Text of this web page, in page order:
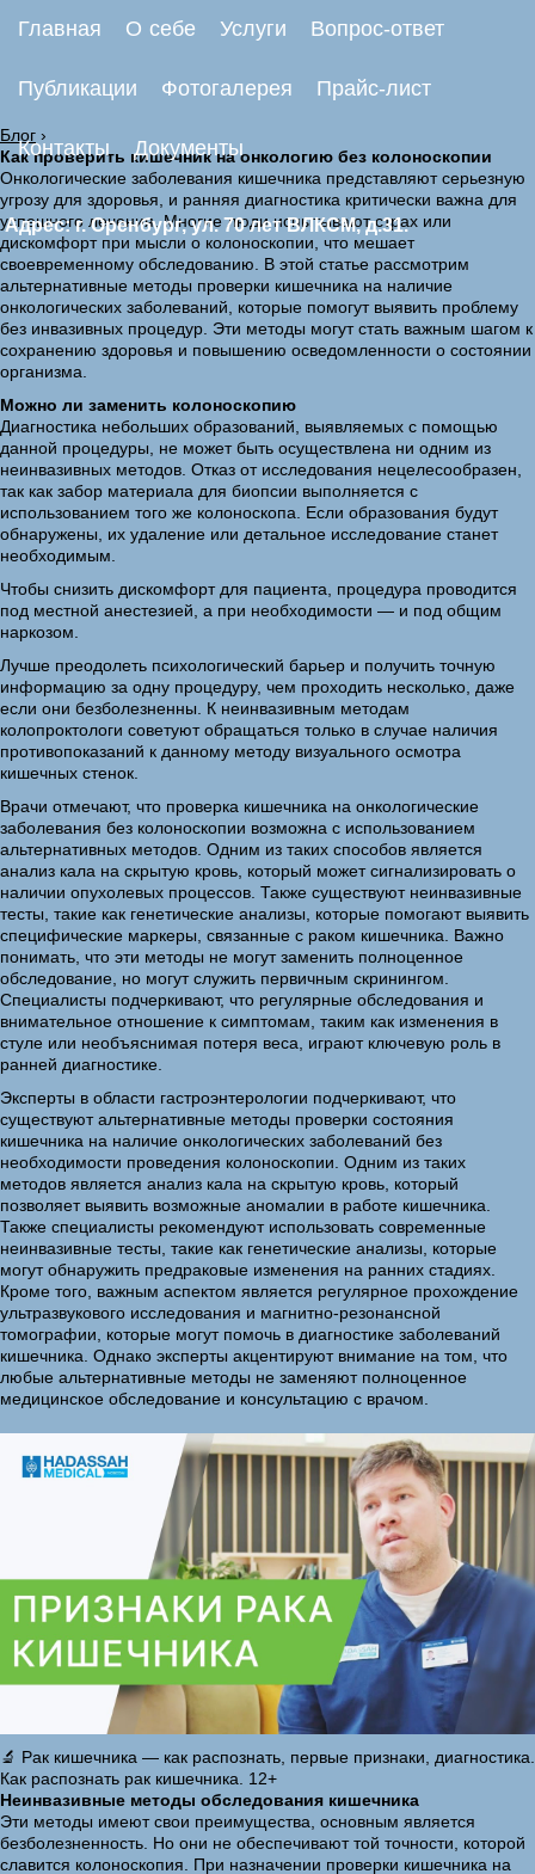
Главная О себе Услуги Вопрос-ответ
Публикации Фотогалерея Прайс-лист
Контакты Документы
Адрес: г. Оренбург, ул. 70 лет ВЛКСМ, д.31.
Блог ›
Как проверить кишечник на онкологию без колоноскопии
Онкологические заболевания кишечника представляют серьезную
угрозу для здоровья, и ранняя диагностика критически важна для
успешного лечения. Многие люди испытывают страх или
дискомфорт при мысли о колоноскопии, что мешает
своевременному обследованию. В этой статье рассмотрим
альтернативные методы проверки кишечника на наличие
онкологических заболеваний, которые помогут выявить проблему
без инвазивных процедур. Эти методы могут стать важным шагом к
сохранению здоровья и повышению осведомленности о состоянии
организма.
Можно ли заменить колоноскопию
Диагностика небольших образований, выявляемых с помощью
данной процедуры, не может быть осуществлена ни одним из
неинвазивных методов. Отказ от исследования нецелесообразен,
так как забор материала для биопсии выполняется с
использованием того же колоноскопа. Если образования будут
обнаружены, их удаление или детальное исследование станет
необходимым.
Чтобы снизить дискомфорт для пациента, процедура проводится
под местной анестезией, а при необходимости — и под общим
наркозом.
Лучше преодолеть психологический барьер и получить точную
информацию за одну процедуру, чем проходить несколько, даже
если они безболезненны. К неинвазивным методам
колопроктологи советуют обращаться только в случае наличия
противопоказаний к данному методу визуального осмотра
кишечных стенок.
Врачи отмечают, что проверка кишечника на онкологические
заболевания без колоноскопии возможна с использованием
альтернативных методов. Одним из таких способов является
анализ кала на скрытую кровь, который может сигнализировать о
наличии опухолевых процессов. Также существуют неинвазивные
тесты, такие как генетические анализы, которые помогают выявить
специфические маркеры, связанные с раком кишечника. Важно
понимать, что эти методы не могут заменить полноценное
обследование, но могут служить первичным скринингом.
Специалисты подчеркивают, что регулярные обследования и
внимательное отношение к симптомам, таким как изменения в
стуле или необъяснимая потеря веса, играют ключевую роль в
ранней диагностике.
Эксперты в области гастроэнтерологии подчеркивают, что
существуют альтернативные методы проверки состояния
кишечника на наличие онкологических заболеваний без
необходимости проведения колоноскопии. Одним из таких
методов является анализ кала на скрытую кровь, который
позволяет выявить возможные аномалии в работе кишечника.
Также специалисты рекомендуют использовать современные
неинвазивные тесты, такие как генетические анализы, которые
могут обнаружить предраковые изменения на ранних стадиях.
Кроме того, важным аспектом является регулярное прохождение
ультразвукового исследования и магнитно-резонансной
томографии, которые могут помочь в диагностике заболеваний
кишечника. Однако эксперты акцентируют внимание на том, что
любые альтернативные методы не заменяют полноценное
медицинское обследование и консультацию с врачом.
🔬 Рак кишечника — как распознать, первые признаки, диагностика.
Как распознать рак кишечника. 12+
Неинвазивные методы обследования кишечника
Эти методы имеют свои преимущества, основным является
безболезненность. Но они не обеспечивают той точности, которой
славится колоноскопия. При назначении проверки кишечника на